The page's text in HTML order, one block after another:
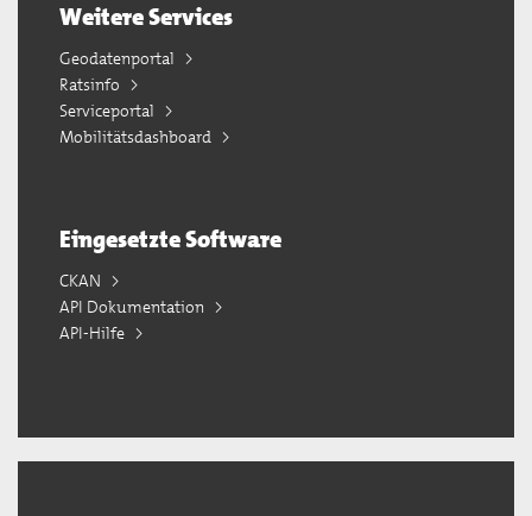
Weitere Services
Geodatenportal
Ratsinfo
Serviceportal
Mobilitätsdashboard
Eingesetzte Software
CKAN
API Dokumentation
API-Hilfe